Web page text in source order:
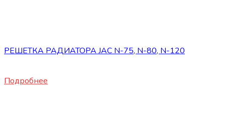
РЕШЕТКА РАДИАТОРА JAC N-75, N-80, N-120
Подробнее